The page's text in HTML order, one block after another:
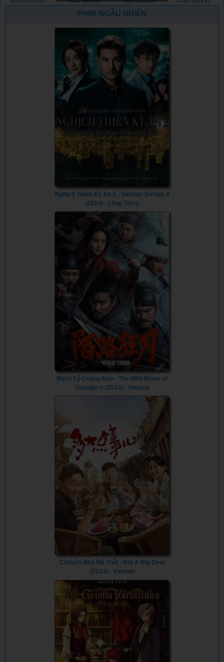
(2023) - The
(2023)
The Ritual Killer
PHIM NGẪU NHIÊN
Nghịch Thiên Kỳ Án 2 - Sinister Beings 2
(2024) - Lồng Tiếng
Mạch Lộ Cuồng Đao - The Wild Blade of
Strangers (2024) - Vietsub
Chuyện Nhỏ Mà Thôi - Not A Big Deal
(2024) - Vietsub